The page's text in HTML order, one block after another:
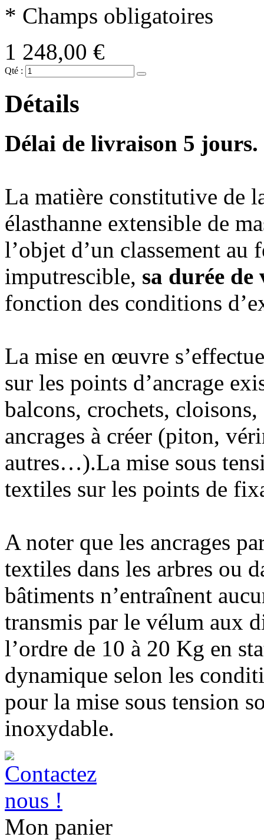
* Champs obligatoires
1 248,00 €
Qté :
Détails
Délai de livraison 5 jours.
La matière constitutive de
élasthanne extensible de
l’objet d’un classement
imputrescible, sa durée de
fonction des conditions
La mise en œuvre
sur les points d’ancrage
balcons, crochets,
ancrages à créer (piton,
autres…).La mise sous
textiles sur les points de
A noter que les ancrages
textiles dans les arbres ou
bâtiments n’entraînent
transmis par le vélum aux
l’ordre de 10 à 20 Kg en
dynamique selon les
pour la mise sous tension
inoxydable.
Mon panier